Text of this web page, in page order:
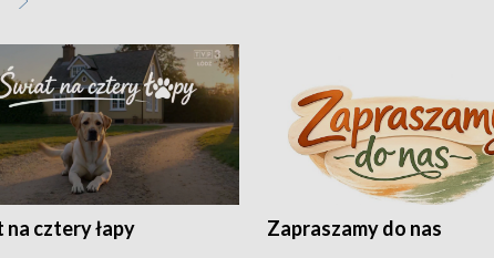
na cztery łapy Zapraszamy do nas